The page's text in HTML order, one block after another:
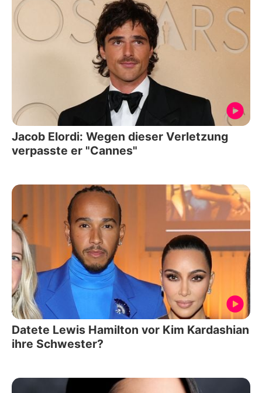
Jacob Elordi: Wegen dieser Verletzung
verpasste er "Cannes"
Datete Lewis Hamilton vor Kim Kardashian
ihre Schwester?